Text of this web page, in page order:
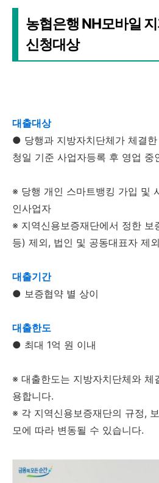
농협은행 NH모바일
신청대상
대출대상
● 당행과 지방자치단체가 체결
청일 기준 사업자등록 후 영업 중
※ 당행 개인 스마트뱅킹 가입 및
인사업자
※ 지역신용보증재단에서 정한 보
등) 제외, 법인 및 공동대표자 제외
대출기간
● 보증협약 별 상이
대출한도
● 최대 1억 원 이내
※ 대출한도는 지방자치단체와 체
용합니다.
※ 각 지역신용보증재단의 규정,
모에 따라 변동될 수 있습니다.